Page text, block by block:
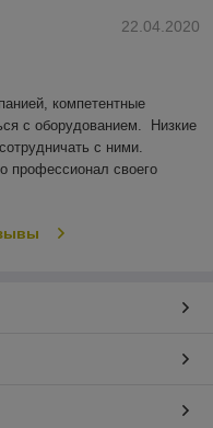
22.04.2020
компетентные
с оборудованием.  Низкие
с ними.
профессионал своего